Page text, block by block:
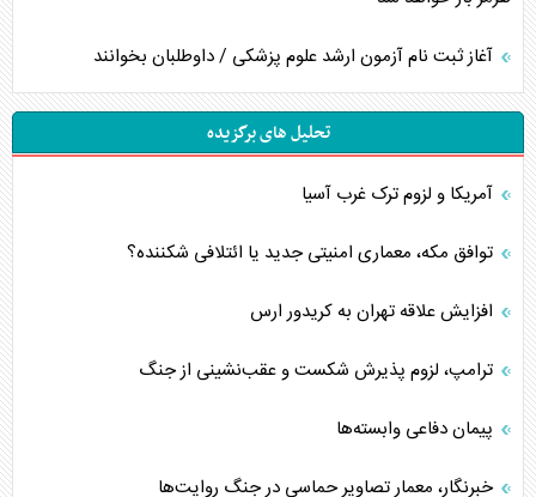
آغاز ثبت نام آزمون ارشد علوم پزشکی / داوطلبان بخوانند
تحلیل های برگزیده
آمریکا و لزوم ترک غرب آسیا
توافق مکه، معماری امنیتی جدید یا ائتلافی شکننده؟
افزایش علاقه تهران به کریدور ارس
ترامپ، لزوم پذیرش شکست و عقب‌نشینی از جنگ
پیمان دفاعی‌ وابسته‌ها
خبرنگار، معمار تصاویر حماسی در جنگ روایت‌ها